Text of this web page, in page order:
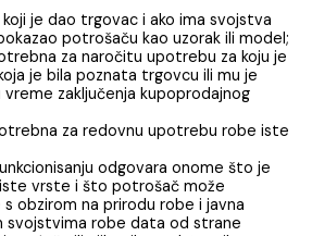
da potrošaču isporuči robu koja je
Smatra se da je isporučena roba
koji je dao trgovac i ako ima
pokazao potrošaču kao uzorak ili
potrebna za naročitu upotrebu za
koja je bila poznata trgovcu ili mu je
vreme zaključenja kupoprodajnog
potrebna za redovnu upotrebu robe